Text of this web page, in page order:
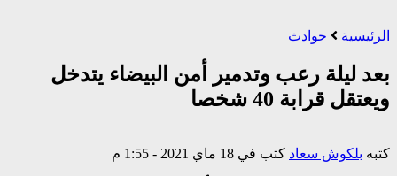
الرئيسية حوادث
بعد ليلة رعب وتدمير أمن البيضاء يتدخل
ويعتقل قرابة 40 شخصا
كتبه بلكوش سعاد كتب في 18 ماي 2021 - 1:55 م